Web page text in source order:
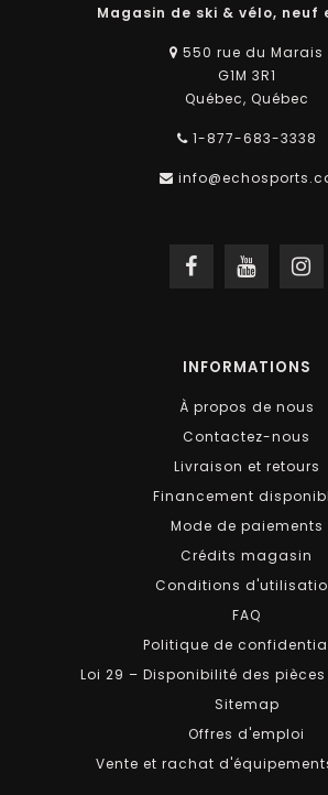
Magasin de ski & vélo, neuf
550 rue du Marais
G1M 3R1
Québec, Québec
1-877-683-3338
INFORMATIONS
À propos de nous
Contactez-nous
Livraison et retours
Financement
Mode de paiements
Crédits magasin
Conditions
FAQ
Politique de
Loi 29 – Disponibilité des
Sitemap
Offres d'emploi
Vente et rachat